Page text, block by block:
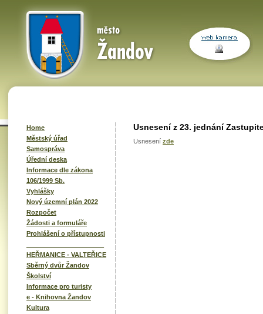
Home
Městský úřad
Samospráva
Úřední deska
Informace dle zákona
106/1999 Sb.
Vyhlášky
Nový územní plán 2022
Rozpočet
Žádosti a formuláře
Prohlášení o přístupnosti
HEŘMANICE - VALTEŘICE
Sběrný dvůr Žandov
Školství
Informace pro turisty
e - Knihovna Žandov
Kultura
Usnesení z 23. jednání
Usnesení zde